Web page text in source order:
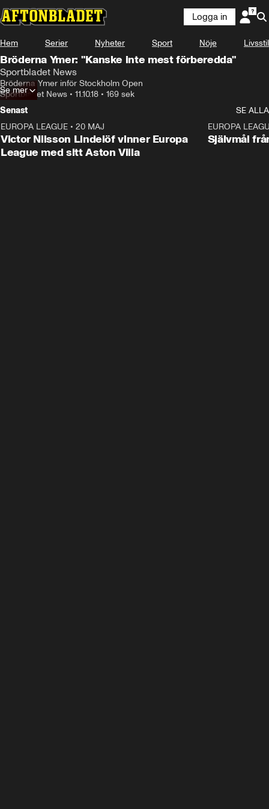
Logga in
Hem Serier Nyheter Sport Nöje Livsstil
Bröderna Ymer: "Kanske inte mest förberedda"
Sportbladet News
Bröderna Ymer inför Stockholm Open
Sportbladet News • 11.10.18 • 169 sek
Se mer
Senast
SE ALLA
EUROPA LEAGUE • 20 MAJ
Victor Nilsson Lindelöf vinner Europa
League med sitt Aston Villa
EUROPA
Självmål